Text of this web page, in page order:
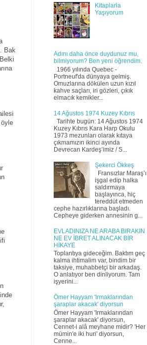
Bak
Kitaplarla
Yaşıyorum
Adını daha önce duydunuz mu,
bilmiyorum? Ben yeni öğrendim.
1966 yılında Quebec -
Portneuf'da dünyaya gelmiş.
Omuzlarına dökülen uzun kızıl
kahve saçları, iri gözleri, çıkık
elmacık kemikler...
14 Ağustos 1974 Kuzey Kıbrıs
Tarihte bugün: 14 Ağustos 1974
Kuzey Kıbrıs Kara Harp Okulu
1973 mezunları olarak kıtaya
çıkmamızın ikinci ayında
Devrecan Kardeş’imiz / S...
Şekerci Ökkeş
Fransızlar Maraş’ı
işgal edip halka
saldırmaya
başlayınca, hiç
tereddüt etmeden
cephe hazırlıklarına başladı.
Cepheye giderken annesinin g...
EVLADINIZA NE ARABA BIRAKIN
NE EV İBRET ALINACAK BİR
HİKAYE
Toplantıya gideceğim. Baktım geç
kalma ihtimalim var, bindim bir
taksiye, muhabbetçi bir arkadaş.
O anlatıyor ben dinliyorum. Tam
işyerini...
Ömer Hayyam 'Irmaklarından
şaraplar akacak' diyorsun
Ömer Hayyam 'Irmaklarından
şaraplar akacak' diyorsun,
Cennet-i alâ meyhane midir? 'Her
mümin'e iki huri' diyorsun,
Cenne...